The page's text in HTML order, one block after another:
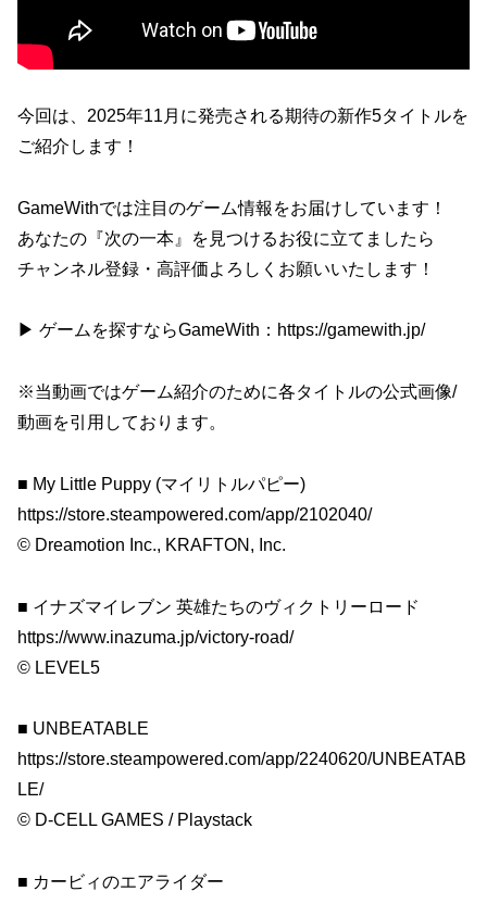
今回は、2025年11月に発売される期待の新作5タイトルを
ご紹介します！
GameWithでは注目のゲーム情報をお届けしています！
あなたの『次の一本』を見つけるお役に立てましたら
チャンネル登録・高評価よろしくお願いいたします！
▶ ゲームを探すならGameWith：https://gamewith.jp/
※当動画ではゲーム紹介のために各タイトルの公式画像/
動画を引用しております。
■ My Little Puppy (マイリトルパピー)
https://store.steampowered.com/app/2102040/
© Dreamotion Inc., KRAFTON, Inc.
■ イナズマイレブン 英雄たちのヴィクトリーロード
https://www.inazuma.jp/victory-road/
© LEVEL5
■ UNBEATABLE
https://store.steampowered.com/app/2240620/UNBEATAB
LE/
© D-CELL GAMES / Playstack
■ カービィのエアライダー